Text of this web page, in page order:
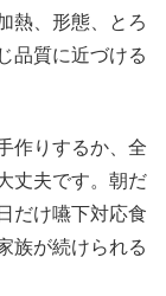
熱、形態、とろ
品質に近づける
作りするか、全
丈夫です。朝だ
だけ嚥下対応食
族が続けられる